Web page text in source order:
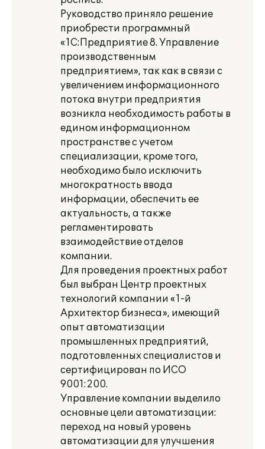
Руководство приняло решение
приобрести программный
«1С:Предприятие 8. Управление
производственным
предприятием», так как в связи с
увеличением информационного
потока внутри предприятия
возникла необходимость работы в
едином информационном
пространстве с учетом
специализации, кроме того,
необходимо было исключить
многократность ввода
информации, обеспечить ее
актуальность, а также
регламентировать
взаимодействие отделов
компании.
Для проведения проектных работ
был выбран Центр проектных
технологий компании «1-й
Архитектор бизнеса», имеющий
опыт автоматизации
промышленных предприятий,
подготовленных специалистов и
сертифицирован по ИСО
9001:200.
Управление компании выделило
основные цели автоматизации:
переход на новый уровень
автоматизации для улучшения